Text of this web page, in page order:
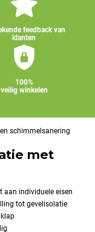
feedback van
klanten
100%
veilig winkelen
schimmelsanering
met
aan individuele eisen
tot gevelisolatie